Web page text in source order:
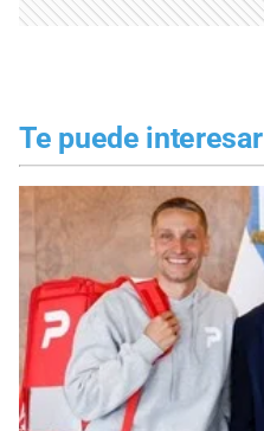
Te puede interesar